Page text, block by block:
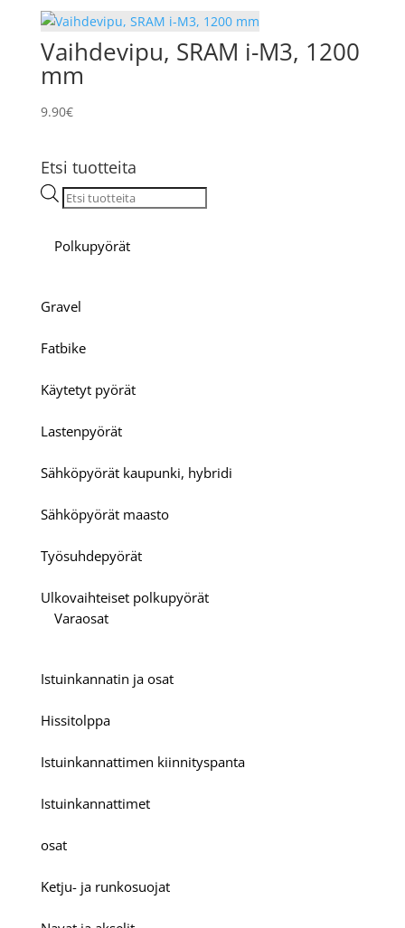
Vaihdevipu, SRAM i-M3, 1200
mm
9.90€
Etsi tuotteita
Products
Polkupyörät
Gravel
Fatbike
Käytetyt pyörät
Lastenpyörät
Sähköpyörät kaupunki, hybridi
Sähköpyörät maasto
Työsuhdepyörät
Ulkovaihteiset polkupyörät
Varaosat
Istuinkannatin ja osat
Hissitolppa
Istuinkannattimen kiinnityspanta
Istuinkannattimet
osat
Ketju- ja runkosuojat